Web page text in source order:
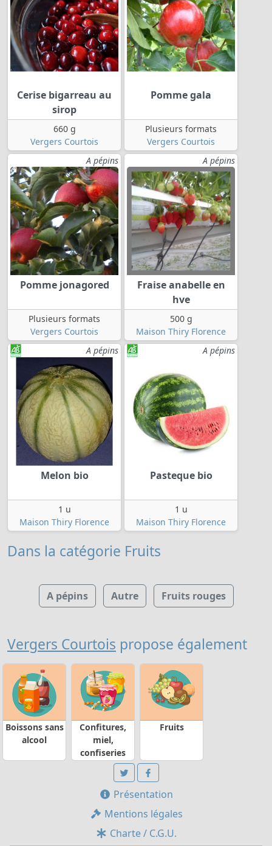
Cerise bigarreau au
sirop
660 g
Vergers Courtois
Pomme gala
Plusieurs formats
Vergers Courtois
A pépins
Pomme jonagored
Plusieurs formats
Vergers Courtois
A pépins
Fraise anabelle en
hve
500 g
Maison Thiry Florence
A pépins
Melon bio
1 u
Maison Thiry Florence
A pépins
Pasteque bio
1 u
Maison Thiry Florence
Dans la catégorie Fruits
A pépins Autre Fruits rouges
Vergers Courtois propose également
Boissons sans
alcool
Confitures,
miel,
confiseries
Fruits
Présentation
Mentions légales
Charte / C.G.U.